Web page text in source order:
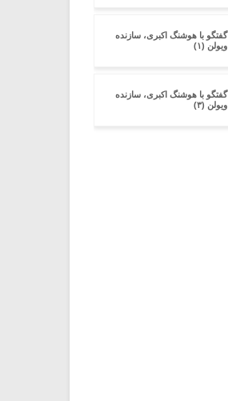
گفتگو با هوشنگ اکبری، سازنده
ویولن (۱)
گفتگو با هوشنگ اکبری، سازنده
ویولن (۳)